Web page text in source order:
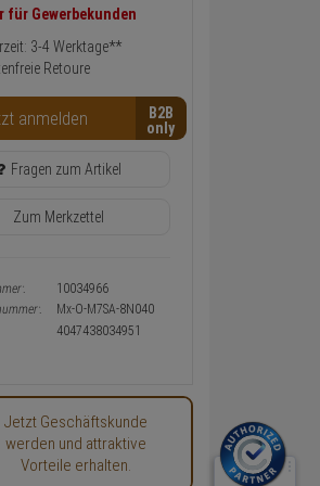
für Gewerbekunden
3-4 Werktage**
Retoure
anmelden B2B
Fragen zum Artikel
Zum Merkzettel
10034966
Mx-O-M7SA-8N040
4047438034951
Jetzt Geschäftskunde
werden und attraktive
Vorteile erhalten.